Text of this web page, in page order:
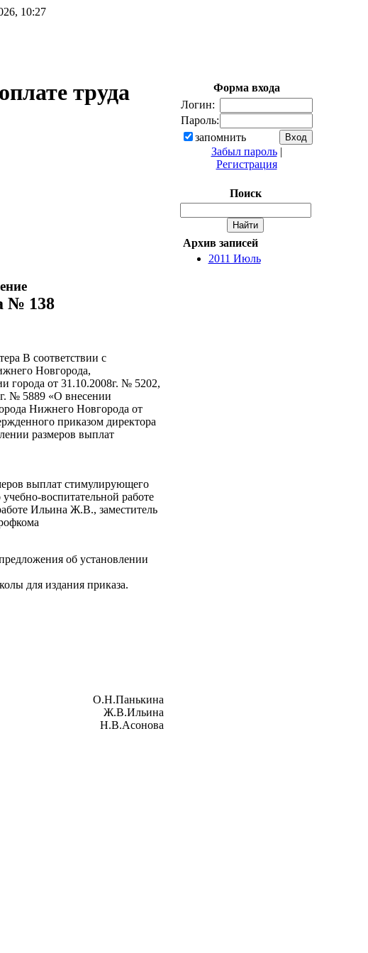
10:27
труда
№ 138
В соответствии с
Новгорода,
города от 31.10.2008г. № 5202,
№ 5889 «О внесении
Нижнего Новгорода от
приказом директора
размеров выплат
выплат стимулирующего
воспитательной работе
Ильина Ж.В., заместитель
об установлении
для издания приказа.
О.Н.Панькина
Ж.В.Ильина
Н.В.Асонова
Форма входа
Логин:
Пароль:
запомнить
Забыл пароль|
Регистрация
Поиск
Архив записей
2011 Июль